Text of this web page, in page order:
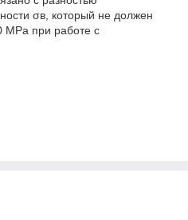
σв, который не должен
MРa при работе с